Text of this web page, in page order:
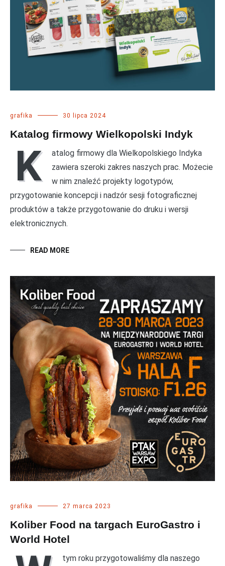
grafika 30 lipca 2024
Katalog firmowy Wielkopolski Indyk
K
atalog firmowy dla Wielkopolskiego Indyka
zawiera szeroki zakres naszych prac. Możecie
w nim znaleźć projekty logotypów,
przygotowanie koncepcji i nadzór sesji fotograficznej
produktów a także przygotowanie do druku i wersji
elektronicznych.
READ MORE
grafika 27 marca 2023
Koliber Food na targach EuroGastro i
World Hotel
tym roku przygotowaliśmy dla naszego